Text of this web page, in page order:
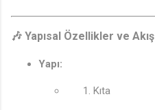
🎶 Yapısal Özellikler ve Akış
Yapı:
Kıta